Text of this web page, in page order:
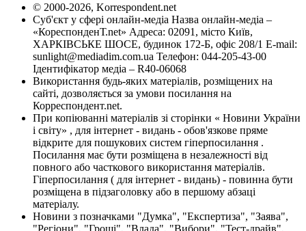
© 2000-2026, Korrespondent.net
Суб'єкт у сфері онлайн-медіа Назва онлайн-медіа –
«КореспонденТ.net» Адреса: 02091, місто Київ,
ХАРКІВСЬКЕ ШОСЕ, будинок 172-Б, офіс 208/1 E-mail:
sunlight@mediadim.com.ua Телефон: 044-205-43-00
Ідентифікатор медіа – R40-06068
Використання будь-яких матеріалів, розміщених на
сайті, дозволяється за умови посилання на
Корреспондент.net.
При копіюванні матеріалів зі сторінки « Новини України
і світу» , для інтернет - видань - обов'язкове пряме
відкрите для пошукових систем гіперпосилання .
Посилання має бути розміщена в незалежності від
повного або часткового використання матеріалів.
Гіперпосилання ( для інтернет - видань) - повинна бути
розміщена в підзаголовку або в першому абзаці
матеріалу.
Новини з позначками "Думка", "Експертиза", "Заява",
"Регіони", "Гроші", "Влада", "Вибори", "Тест-драйв",